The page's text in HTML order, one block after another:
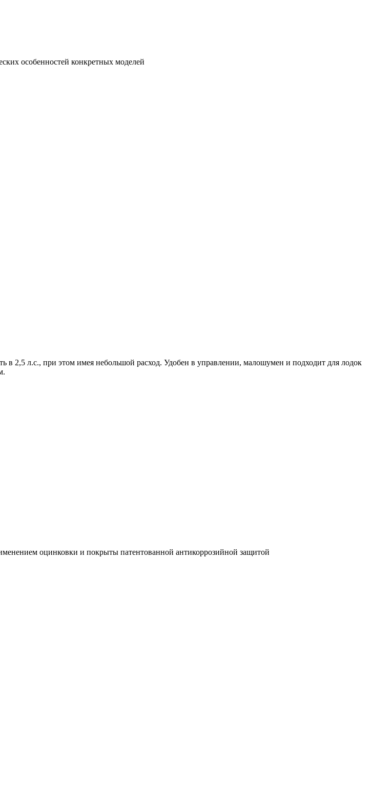
особенностей конкретных моделей
2,5 л.с., при этом имея небольшой расход. Удобен в управлении, малошумен и подходит для лодок
оцинковки и покрыты патентованной антикоррозийной защитой